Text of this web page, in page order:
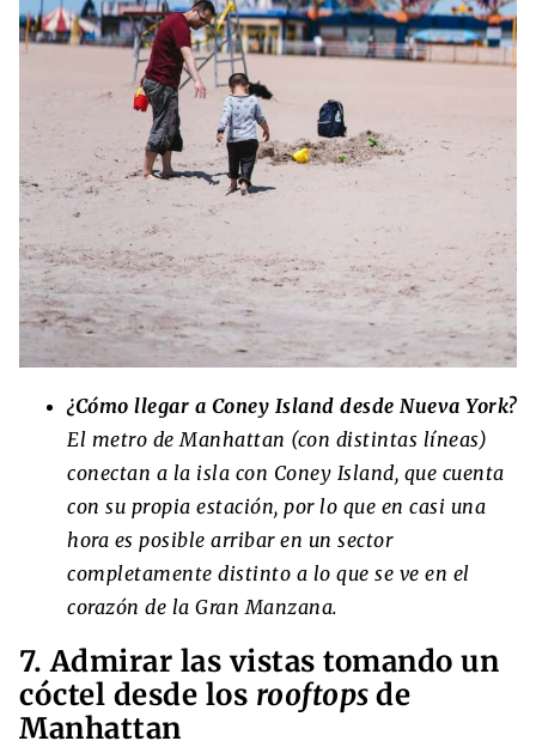
¿Cómo llegar a Coney Island desde Nueva York?
El metro de Manhattan (con distintas líneas)
conectan a la isla con Coney Island, que cuenta
con su propia estación, por lo que en casi una
hora es posible arribar en un sector
completamente distinto a lo que se ve en el
corazón de la Gran Manzana.
7. Admirar las vistas tomando un
cóctel desde los rooftopsde
Manhattan